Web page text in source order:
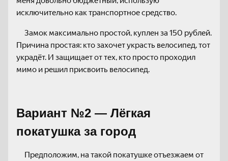
исключительно как транспортное средство.
Замок максимально простой, куплен за 150 рублей.
Причина простая: кто захочет украсть велосипед, тот
украдёт. И защищает от тех, кто просто проходил
мимо и решил присвоить велосипед.
Вариант №2 — Лёгкая
покатушка за город
Предположим, на такой покатушке отъезжаем от